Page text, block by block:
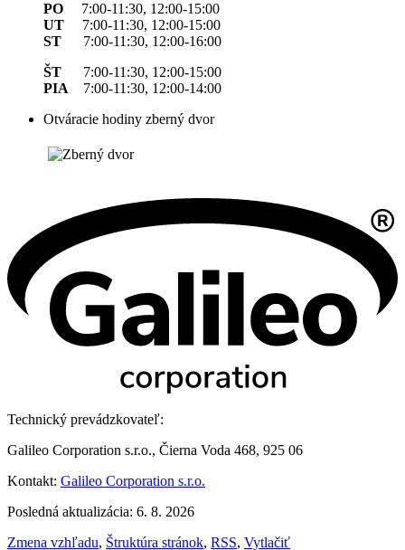
PO 7:00-11:30, 12:00-15:00
UT 7:00-11:30, 12:00-15:00
ST 7:00-11:30, 12:00-16:00
ŠT 7:00-11:30, 12:00-15:00
PIA 7:00-11:30, 12:00-14:00
Otváracie hodiny zberný dvor
Technický prevádzkovateľ:
Galileo Corporation s.r.o., Čierna Voda 468, 925 06
Kontakt: Galileo Corporation s.r.o.
Posledná aktualizácia: 6. 8. 2026
Zmena vzhľadu, Štruktúra stránok, RSS, Vytlačiť